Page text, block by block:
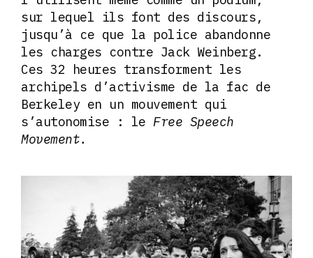
sur lequel ils font des discours,
jusqu’à ce que la police abandonne
les charges contre Jack Weinberg.
Ces 32 heures transforment les
archipels d’activisme de la fac de
Berkeley en un mouvement qui
s’autonomise : le Free Speech
Movement.